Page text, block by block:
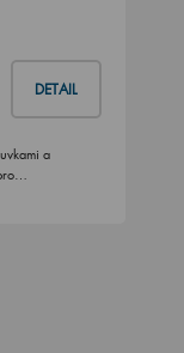
DETAIL
a